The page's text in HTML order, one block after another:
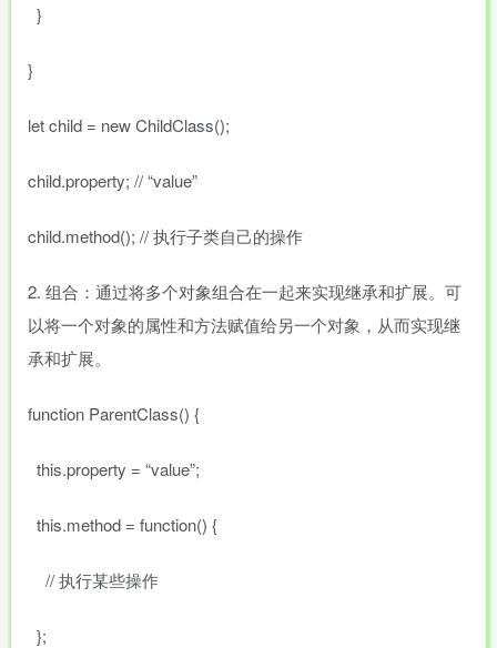
}
}
let child = new ChildClass();
child.property; // “value”
child.method(); // 执行子类自己的操作
2. 组合：通过将多个对象组合在一起来实现继承和扩展。可
以将一个对象的属性和方法赋值给另一个对象，从而实现继
承和扩展。
function ParentClass() {
this.property = “value”;
this.method = function() {
// 执行某些操作
};